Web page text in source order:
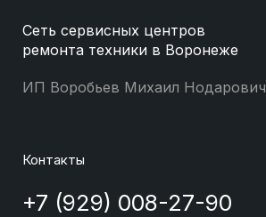
Сеть сервисных центров
ремонта техники в Воронеже
ИП Воробьев Михаил Нодарович
Контакты
+7 (929) 008-27-90